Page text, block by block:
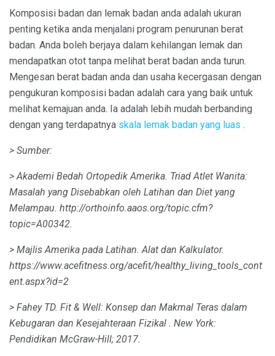
Komposisi badan dan lemak badan anda adalah ukuran
penting ketika anda menjalani program penurunan berat
badan. Anda boleh berjaya dalam kehilangan lemak dan
mendapatkan otot tanpa melihat berat badan anda turun.
Mengesan berat badan anda dan usaha kecergasan dengan
pengukuran komposisi badan adalah cara yang baik untuk
melihat kemajuan anda. Ia adalah lebih mudah berbanding
dengan yang terdapatnya skala lemak badan yang luas .
> Sumber:
> Akademi Bedah Ortopedik Amerika. Triad Atlet Wanita:
Masalah yang Disebabkan oleh Latihan dan Diet yang
Melampau. http://orthoinfo.aaos.org/topic.cfm?
topic=A00342.
> Majlis Amerika pada Latihan. Alat dan Kalkulator.
https://www.acefitness.org/acefit/healthy_living_tools_cont
ent.aspx?id=2
> Fahey TD. Fit & Well: Konsep dan Makmal Teras dalam
Kebugaran dan Kesejahteraan Fizikal . New York:
Pendidikan McGraw-Hill; 2017.